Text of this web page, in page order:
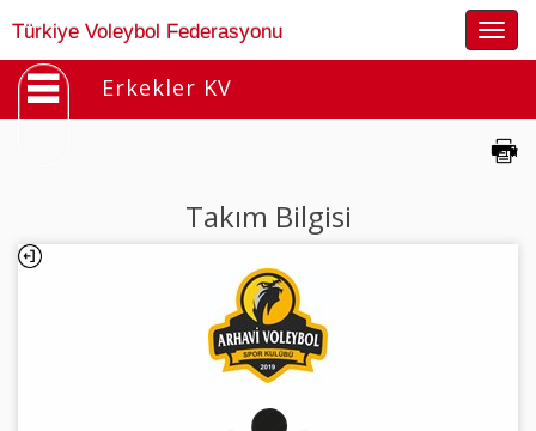
Türkiye Voleybol Federasyonu
Erkekler KV
Takım Bilgisi